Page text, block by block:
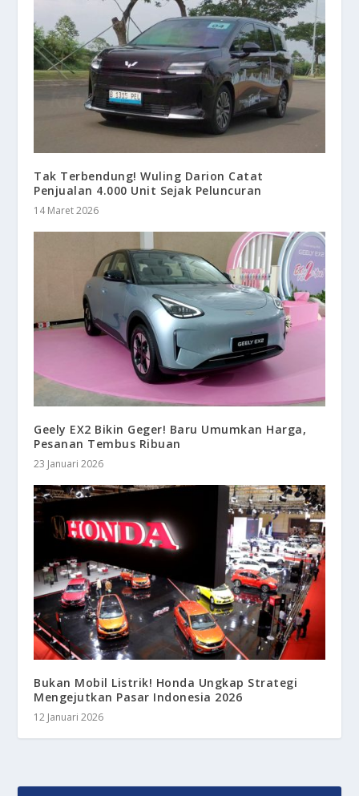
Tak Terbendung! Wuling Darion Catat
Penjualan 4.000 Unit Sejak Peluncuran
14 Maret 2026
Geely EX2 Bikin Geger! Baru Umumkan Harga,
Pesanan Tembus Ribuan
23 Januari 2026
Bukan Mobil Listrik! Honda Ungkap Strategi
Mengejutkan Pasar Indonesia 2026
12 Januari 2026